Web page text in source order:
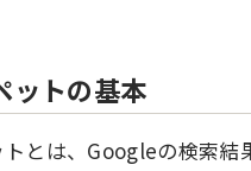
ットの基本
とは、Googleの検索